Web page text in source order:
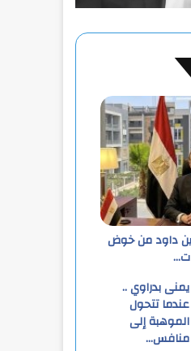
داود من خوض
يمنى بدراوي ..
عندما تتحول
الموهبة إلى
منافس…